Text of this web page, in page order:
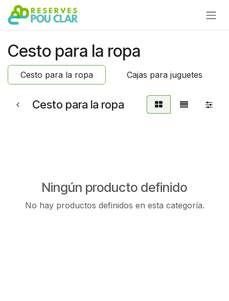
Ir al contenido
Cesto para la ropa
Cesto para la ropa Cajas para juguetes
Cesto para la ropa
Ningún producto definido
No hay productos definidos en esta categoría.